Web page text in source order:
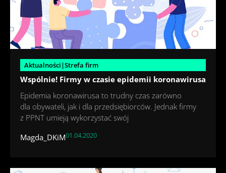
Aktualności|Strefa firm
Wspólnie! Firmy w czasie epidemii koronawirusa
Epidemia koronawirusa to trudny czas zarówno
dla obywateli, jak i dla przedsiębiorców. Jednak firmy
z PPNT umieją wykorzystać swój
Magda_DKiM01.04.2020